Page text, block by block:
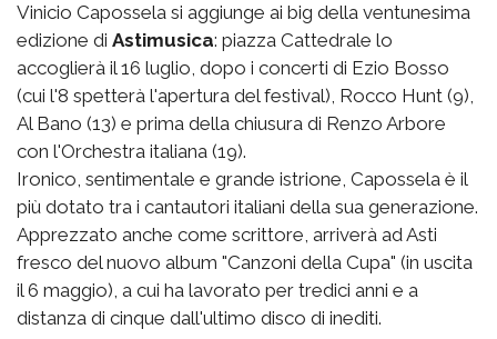
Vinicio Capossela si aggiunge ai big della ventunesima
edizione di Astimusica: piazza Cattedrale lo
accoglierà il 16 luglio, dopo i concerti di Ezio Bosso
(cui l'8 spetterà l'apertura del festival), Rocco Hunt (9),
Al Bano (13) e prima della chiusura di Renzo Arbore
con l'Orchestra italiana (19).
Ironico, sentimentale e grande istrione, Capossela è il
più dotato tra i cantautori italiani della sua generazione.
Apprezzato anche come scrittore, arriverà ad Asti
fresco del nuovo album "Canzoni della Cupa" (in uscita
il 6 maggio), a cui ha lavorato per tredici anni e a
distanza di cinque dall'ultimo disco di inediti.